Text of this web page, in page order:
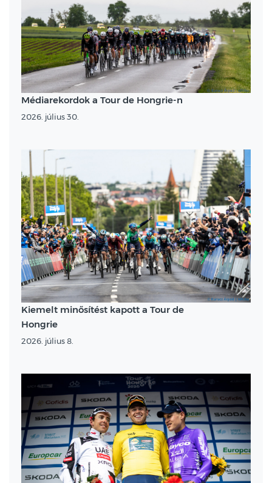
Médiarekordok a Tour de Hongrie-n
2026. július 30.
Kiemelt minősítést kapott a Tour de
Hongrie
2026. július 8.